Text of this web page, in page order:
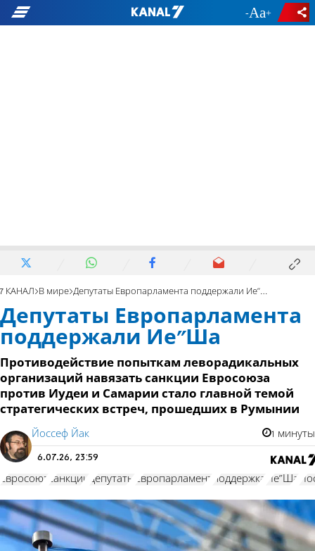
- +
7 КАНАЛ В мире Депутаты Европарламента поддержали Ие"Ша
Депутаты Европарламента
поддержали Ие"Ша
Противодействие попыткам леворадикальных
организаций навязать санкции Евросоюза
против Иудеи и Самарии стало главной темой
стратегических встреч, прошедших в Румынии
Йоссеф Йак 1 минуты
6.07.26, 23:59
Евросоюз санкции депутаты Европарламент поддержка Ие"Ша